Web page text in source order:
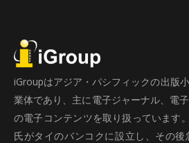
iGroupはアジア・パシフィックの出版
業体であり、主に電子ジャーナル、電
の電子コンテンツを取り扱っています
氏がタイのバンコクに設立し、その